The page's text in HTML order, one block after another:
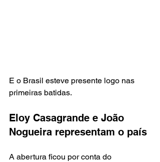
E o Brasil esteve presente logo nas
primeiras batidas.
Eloy Casagrande e João
Nogueira representam o país
A abertura ficou por conta do